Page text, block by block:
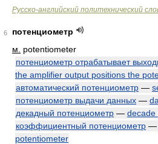
Русско-английский политехнический
6
потенциометр
м.
potentiometer
потенциометр отрабатывает
the amplifier output positions the
автоматический потенциометр —
потенциометр выдачи данных —
декадный потенциометр — decade
коэффициентный потенциометр —
potentiometer